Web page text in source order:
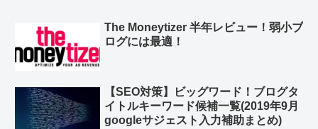
The Moneytizer 半年レビュー！弱小ブ
ログには最適！
【SEO対策】ビッグワード！ブログタ
イトルキーワード候補一覧(2019年9月
googleサジェスト入力補助まとめ)